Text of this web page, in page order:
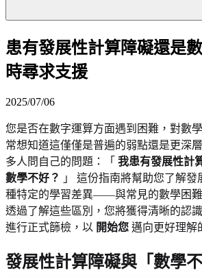
患有發展性計算障礙還是
時尋求支援
2025/07/06
您是否在數字運算方面遇到困難，對數
常想知道這僅僅是普遍的弱點還是更深
多人問自己的問題：「 我患有發展性計
數學不好？
」 這份指南將幫助您了解
種特定的學習差異——與常見的數學困難
透過了解這些區別，您將獲得清晰的認
進行正式篩檢，以 開始您 邁向更好理解
發展性計算障礙與「數學